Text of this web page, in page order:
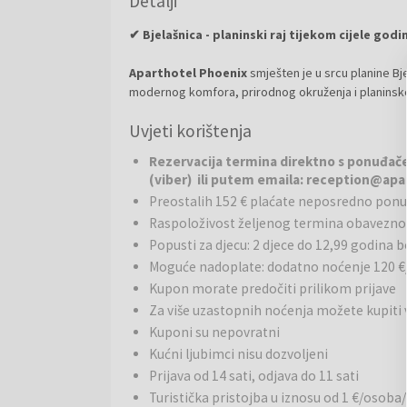
✔ Bjelašnica - planinski raj tijekom cijele
Aparthotel Phoenixsmješten je u srcu planine
modernog komfora, prirodnog okruženja i
Gastronomija:S ponosom ističu bogatu
sezonske proizvode od farmera iz obližnjih sela
okupane Hercegovine, dok najukusnija topla
Okolica i aktivnosti:Osim unikatnih smještajnih
sportski centar koji će zadovoljiti svakog
ljeti, ili jednostavno uživate u wellnessu tijekom
Bjelašnica je jedna od najpoznatijih planina u
i aktivnog odmora. Smještena svega dvadesetak
stazama koje su bile domaćin Zimskih olimpijskih
rekreativce, dok tijekom proljeća, ljeta i jeseni
Uvjeti korištenja
Rezervacija termina direktno s
(viber) ili putem emaila:
Preostalih 152 € plaćate neposredno
Raspoloživost željenog termina
Popusti za djecu: 2 djece do 12,99 godina
Moguće nadoplate: dodatno noćenje 120 €/
Kupon morate predočiti prilikom prijave
Za više uzastopnih noćenja možete
Kuponi su nepovratni
Kućni ljubimci nisu dozvoljeni
Prijava od 14 sati, odjava do 11 sati
Turistička pristojba u iznosu od 1 €/